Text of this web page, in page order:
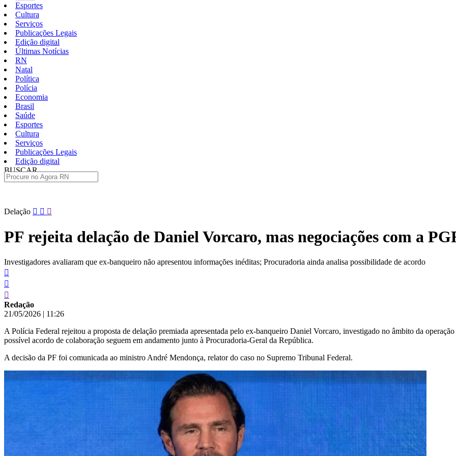
Esportes
Cultura
Serviços
Publicações Legais
Edição digital
Últimas Notícias
RN
Natal
Política
Polícia
Economia
Brasil
Saúde
Esportes
Cultura
Serviços
Publicações Legais
Edição digital
BUSCAR
Pular
conteúdo
Delação
PF rejeita delação de Daniel Vorcaro, mas negociações com a
Investigadores avaliaram que ex-banqueiro não apresentou informações inéditas; Procuradoria ainda analisa possibilidade de acordo
Redação
21/05/2026 | 11:26
A Polícia Federal rejeitou a proposta de delação premiada apresentada pelo ex-banqueiro Daniel Vorcaro, investigado no âmbito da
possível acordo de colaboração seguem em andamento junto à Procuradoria-Geral da República.
A decisão da PF foi comunicada ao ministro André Mendonça, relator do caso no Supremo Tribunal Federal.